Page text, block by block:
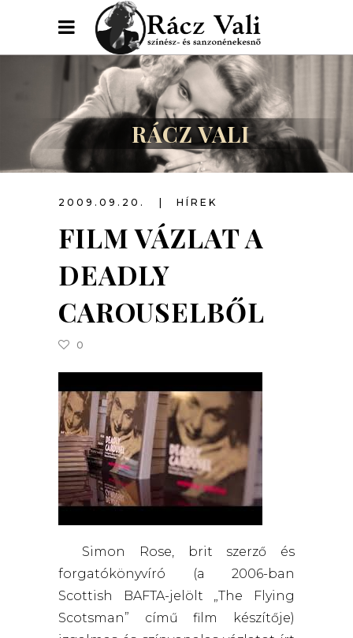
RÁCZ VALI
2009.09.20. HÍREK
FILM VÁZLAT A
DEADLY
CAROUSELBŐL
0
Simon Rose, brit szerző és
forgatókönyvíró (a 2006-ban
Scottish BAFTA-jelölt „The Flying
Scotsman” című film készítője)